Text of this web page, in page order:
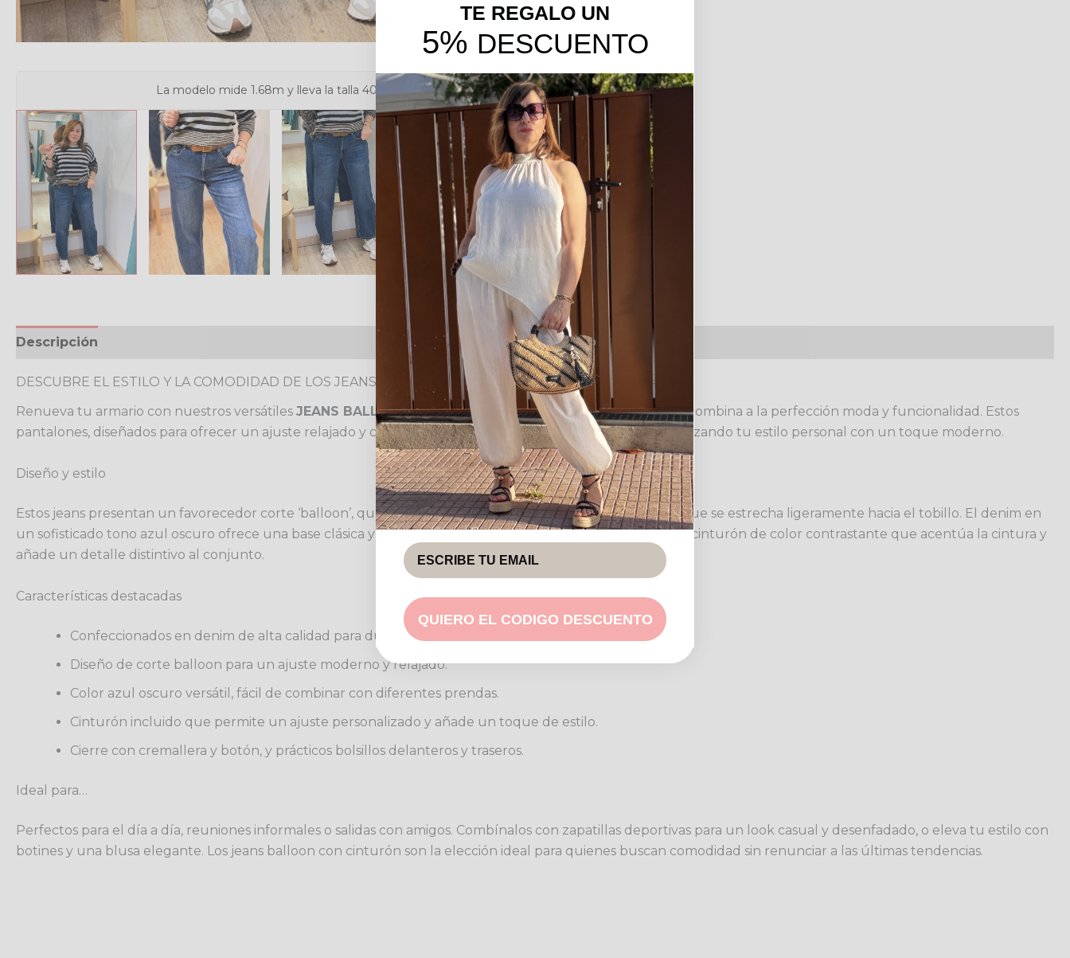
La modelo mide 1.68m y lleva la talla 40-42
Descripción Política de devoluciones
DESCUBRE EL ESTILO Y LA COMODIDAD DE LOS JEANS BALLOON CON CINTURÓN
Renueva tu armario con nuestros versátiles JEANS BALLOON CON CINTURÓN, una prenda esencial que combina a la perfección moda y funcionalidad. Estos
pantalones, diseñados para ofrecer un ajuste relajado y contemporáneo, se adaptan a diversas siluetas, realzando tu estilo personal con un toque moderno.
Diseño y estilo
Estos jeans presentan un favorecedor corte ‘balloon’, que se caracteriza por su tiro alto y pernera amplia que se estrecha ligeramente hacia el tobillo. El denim en
un sofisticado tono azul oscuro ofrece una base clásica y fácil de combinar. Además, incluyen un elegante cinturón de color contrastante que acentúa la cintura y
añade un detalle distintivo al conjunto.
Características destacadas
Confeccionados en denim de alta calidad para durabilidad y confort.
Diseño de corte balloon para un ajuste moderno y relajado.
Color azul oscuro versátil, fácil de combinar con diferentes prendas.
Cinturón incluido que permite un ajuste personalizado y añade un toque de estilo.
Cierre con cremallera y botón, y prácticos bolsillos delanteros y traseros.
Ideal para…
Perfectos para el día a día, reuniones informales o salidas con amigos. Combínalos con zapatillas deportivas para un look casual y desenfadado, o eleva tu estilo con
botines y una blusa elegante. Los jeans balloon con cinturón son la elección ideal para quienes buscan comodidad sin renunciar a las últimas tendencias.
TE REGALO UN
5% DESCUENTO
QUIERO EL CODIGO DESCUENTO